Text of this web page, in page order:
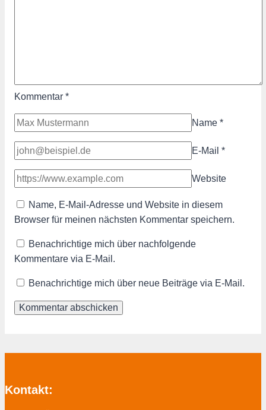
Kommentar *
Name *
E-Mail *
Website
Name, E-Mail-Adresse und Website in diesem
Browser für meinen nächsten Kommentar speichern.
Benachrichtige mich über nachfolgende
Kommentare via E-Mail.
Benachrichtige mich über neue Beiträge via E-Mail.
Kontakt: